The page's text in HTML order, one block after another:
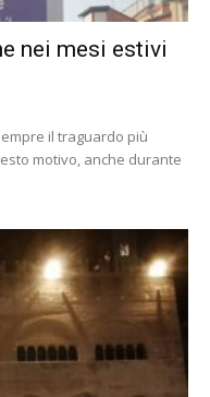
nei mesi estivi
il traguardo più
motivo, anche durante